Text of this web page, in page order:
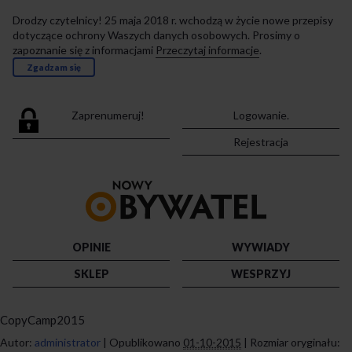
Drodzy czytelnicy! 25 maja 2018 r. wchodzą w życie nowe przepisy
dotyczące ochrony Waszych danych osobowych. Prosimy o
zapoznanie się z informacjami Przeczytaj informacje.
Zgadzam się
Zaprenumeruj!
Logowanie.
Rejestracja
strony
OPINIE
WYWIADY
SKLEP
WESPRZYJ
CopyCamp2015
Autor: administrator | Opublikowano 01-10-2015 | Rozmiar oryginału: